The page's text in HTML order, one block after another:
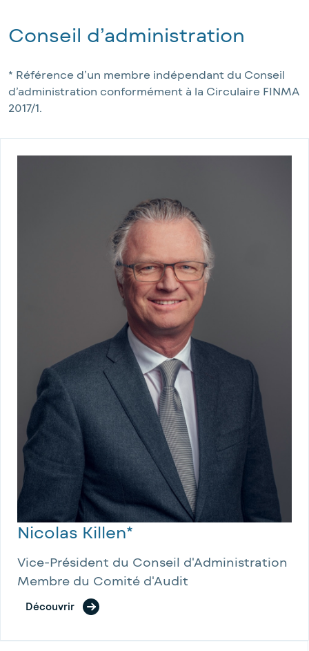
Conseil d’administration
* Référence d’un membre indépendant du Conseil
d’administration conformément à la Circulaire FINMA
2017/1.
Nicolas Killen*
Vice-Président du Conseil d'Administration
Membre du Comité d'Audit
Découvrir